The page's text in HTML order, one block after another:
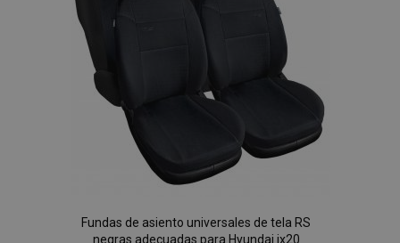
Deseos
Fundas de asiento universales de tela RS
negras adecuadas para Hyundai ix20